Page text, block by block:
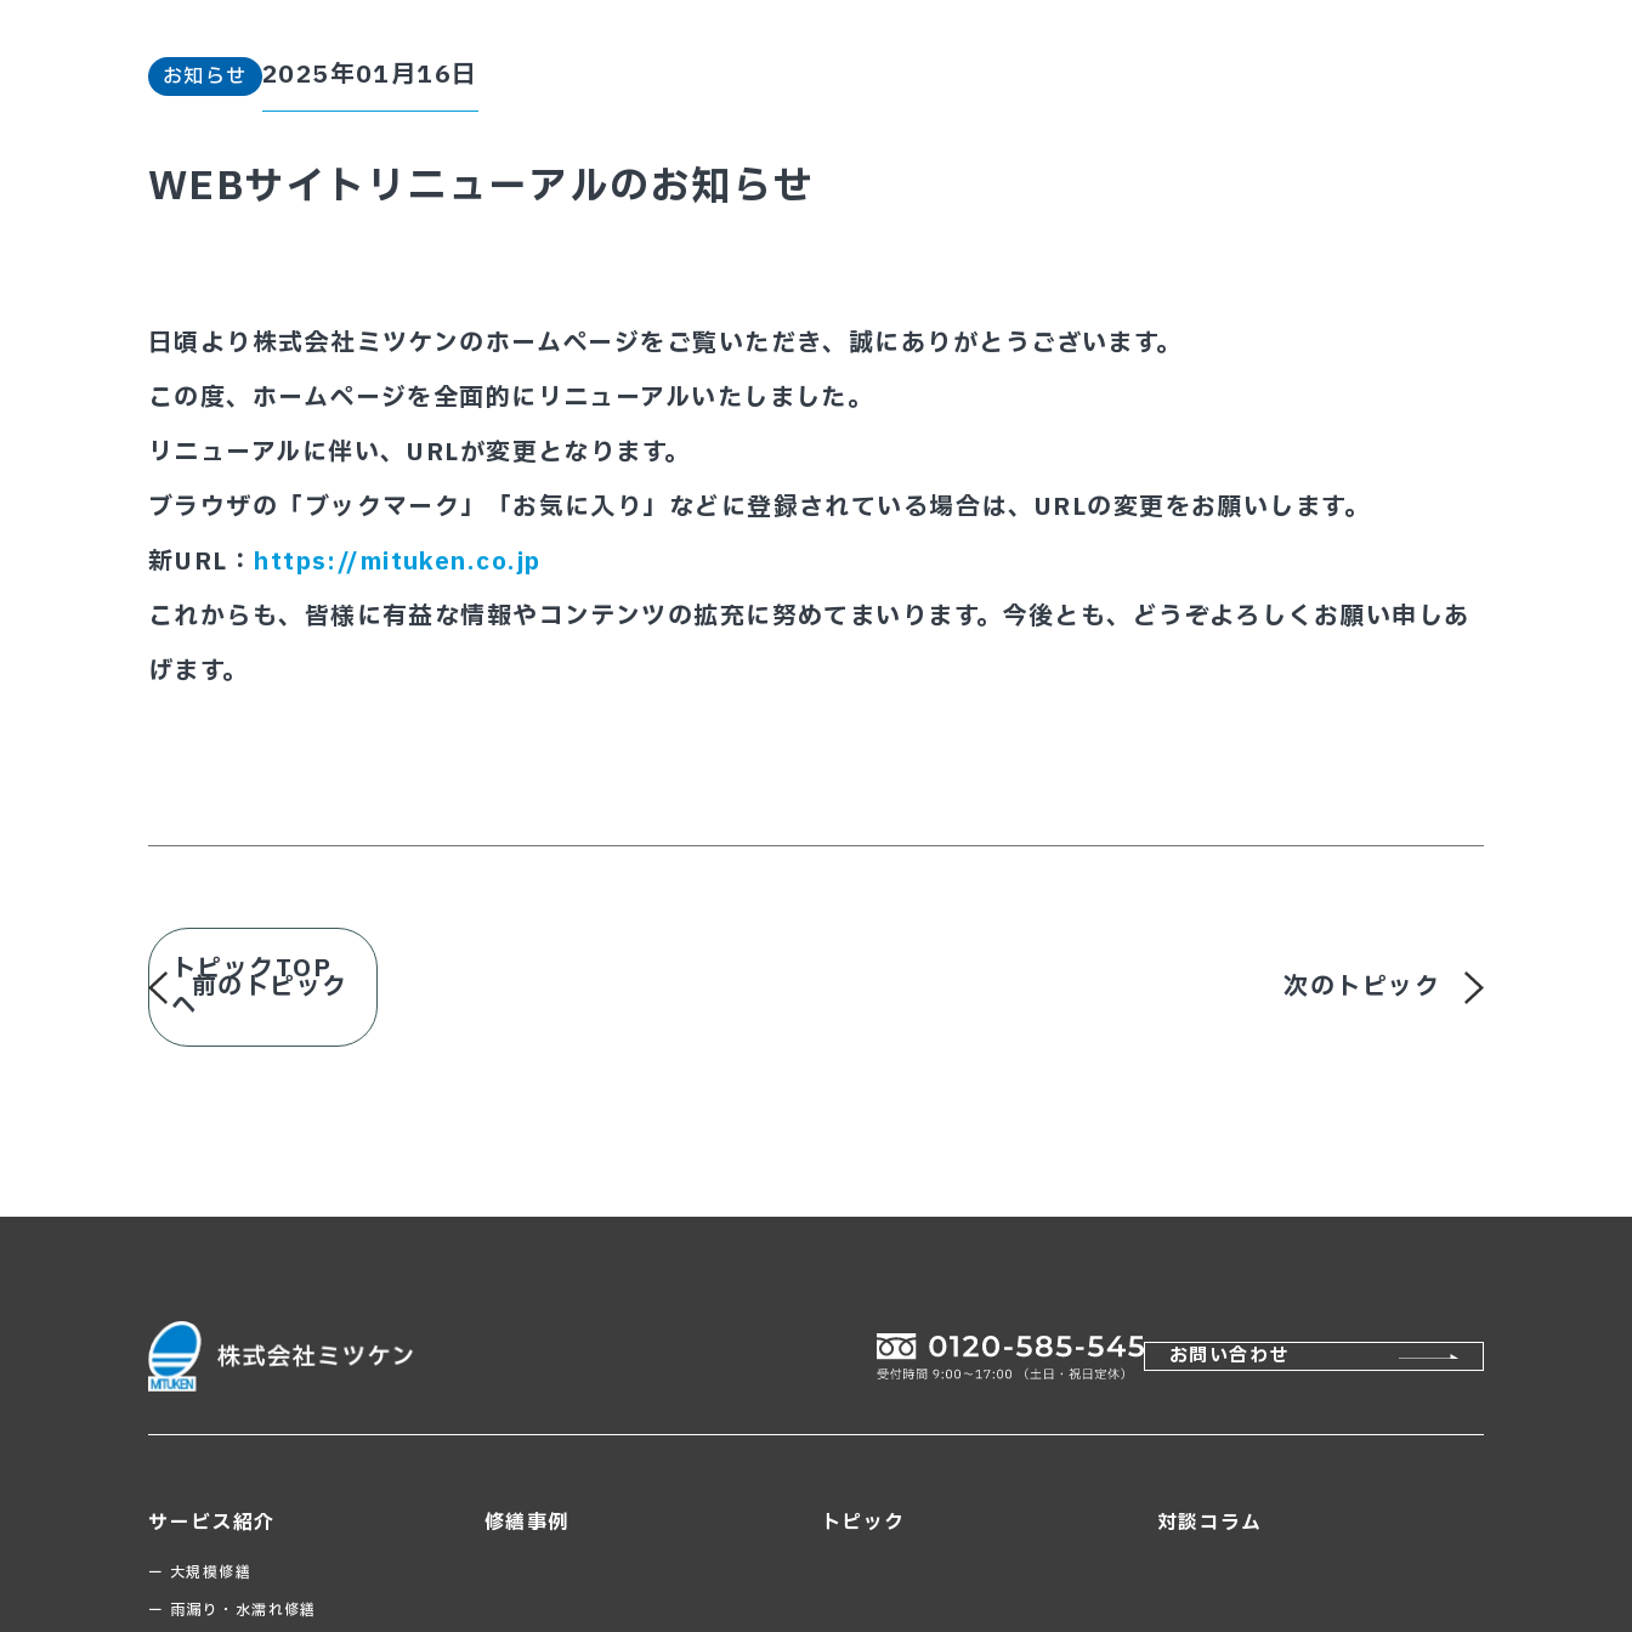
お知らせ 2025年01月16日
WEBサイトリニューアルのお知らせ
日頃より株式会社ミツケンのホームページをご覧いただき、誠にありがとうございます。
この度、ホームページを全面的にリニューアルいたしました。
リニューアルに伴い、URLが変更となります。
ブラウザの「ブックマーク」「お気に入り」などに登録されている場合は、URLの変更をお願いします。
新URL： https://mituken.co.jp
これからも、皆様に有益な情報やコンテンツの拡充に努めてまいります。今後とも、どうぞよろしくお願い申しあ
げます。
前のトピック 次のトピック
トピックTOP
へ
お問い合わせ
サービス紹介
ー 大規模修繕
ー 雨漏り・水濡れ修繕
修繕事例 トピック 対談コラム